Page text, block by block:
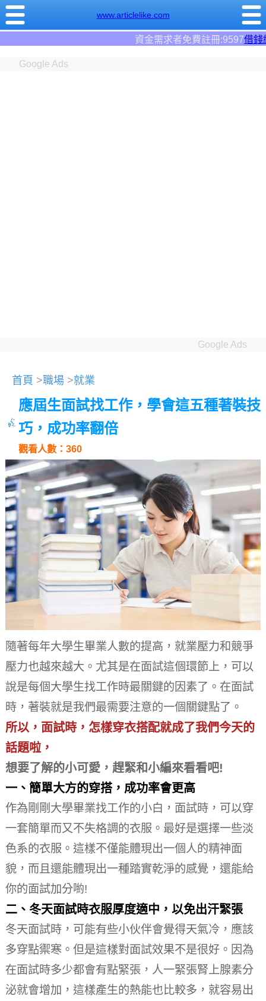
www.articlelike.com
資金需求者免費註冊:9597借錢網。全台前三大借錢
Google Ads
Google Ads
首頁 >職場 >就業
應屆生面試找工作，學會這五種著裝技
巧，成功率翻倍
觀看人數：360
隨著每年大學生畢業人數的提高，就業壓力和競爭
壓力也越來越大。 尤其是在面試這個環節上，可以
說是每個大學生找工作時最關鍵的因素了。 在面試
時，著裝就是我們最需要注意的一個關鍵點了。
所以， 面試時，怎樣穿衣搭配就成了我們今天的
話題啦，
想要了解的小可愛，趕緊和小編來看看吧!
一、簡單大方的穿搭，成功率會更高
作為剛剛大學畢業找工作的小白，面試時，可以穿
一套簡單而又不失格調的衣服。 最好是選擇一些淡
色系的衣服。 這樣不僅能體現出一個人的精神面
貌，而且還能體現出一種踏實乾淨的感覺，還能給
你的面試加分喲!
二、冬天面試時衣服厚度適中，以免出汗緊張
冬天面試時，可能有些小伙伴會覺得天氣冷，應該
多穿點禦寒。 但是這樣對面試效果不是很好。 因為
在面試時多少都會有點緊張，人一緊張腎上腺素分
泌就會增加，這樣產生的熱能也比較多，就容易出